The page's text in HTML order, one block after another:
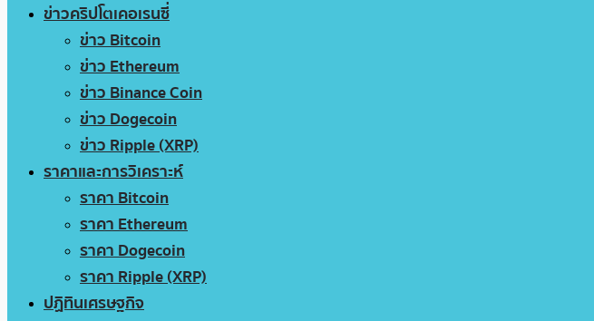
ข่าวคริปโตเคอเรนซี่
ข่าว Bitcoin
ข่าว Ethereum
ข่าว Binance Coin
ข่าว Dogecoin
ข่าว Ripple (XRP)
ราคาและการวิเคราะห์
ราคา Bitcoin
ราคา Ethereum
ราคา Dogecoin
ราคา Ripple (XRP)
ปฏิทินเศรษฐกิจ